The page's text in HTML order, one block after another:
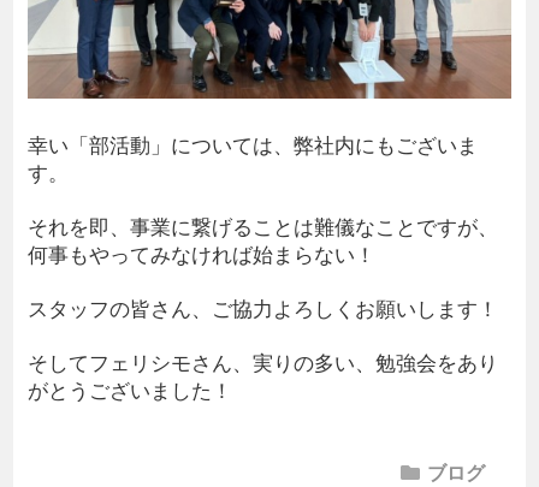
幸い「部活動」については、弊社内にもございま
す。
それを即、事業に繋げることは難儀なことですが、
何事もやってみなければ始まらない！
スタッフの皆さん、ご協力よろしくお願いします！
そしてフェリシモさん、実りの多い、勉強会をあり
がとうございました！
ブログ